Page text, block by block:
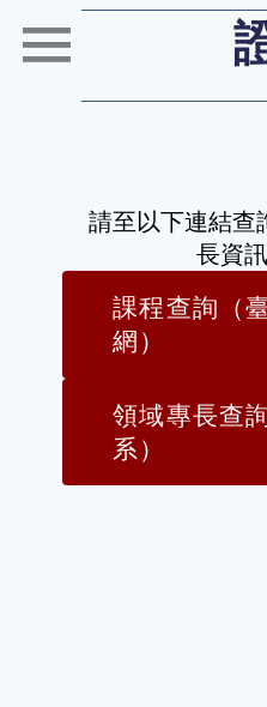
請至以下連結查
長資訊
課程查詢（
網）
領域專長查
系）